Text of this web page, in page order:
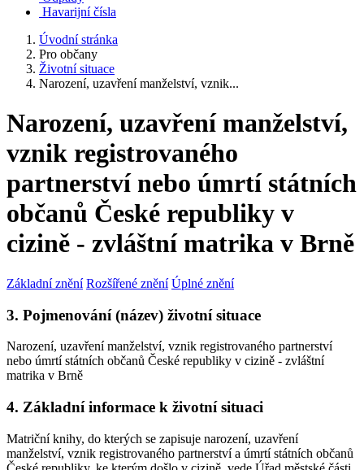
Havarijní čísla
Úvodní stránka
Pro občany
Životní situace
Narození, uzavření manželství, vznik...
Narození, uzavření manželství,
vznik registrovaného
partnerství nebo úmrtí státních
občanů České republiky v
cizině - zvláštní matrika v Brně
Základní znění Rozšířené znění Úplné znění
3. Pojmenování (název) životní situace
Narození, uzavření manželství, vznik registrovaného partnerství
nebo úmrtí státních občanů České republiky v cizině - zvláštní
matrika v Brně
4. Základní informace k životní situaci
Matriční knihy, do kterých se zapisuje narození, uzavření
manželství, vznik registrovaného partnerství a úmrtí státních občanů